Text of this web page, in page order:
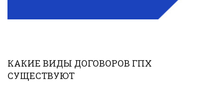
КАКИЕ ВИДЫ ДОГОВОРОВ ГПХ
СУЩЕСТВУЮТ